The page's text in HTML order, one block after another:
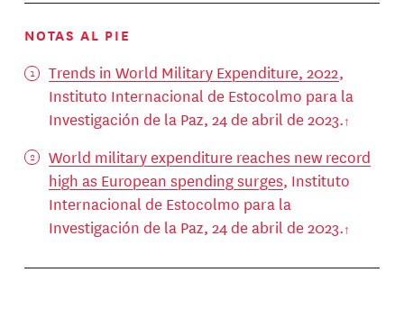
NOTAS AL PIE
Trends in World Military Expenditure, 2022,
Instituto Internacional de Estocolmo para la
Investigación de la Paz, 24 de abril de 2023.
World military expenditure reaches new record
high as European spending surges, Instituto
Internacional de Estocolmo para la
Investigación de la Paz, 24 de abril de 2023.